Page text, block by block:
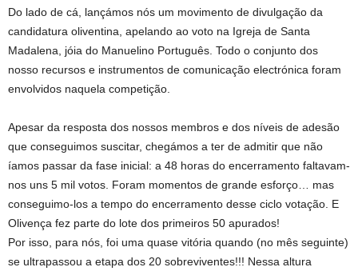
Do lado de cá, lançámos nós um movimento de divulgação da
candidatura oliventina, apelando ao voto na Igreja de Santa
Madalena, jóia do Manuelino Português. Todo o conjunto dos
nosso recursos e instrumentos de comunicação electrónica foram
envolvidos naquela competição.
Apesar da resposta dos nossos membros e dos níveis de adesão
que conseguimos suscitar, chegámos a ter de admitir que não
íamos passar da fase inicial: a 48 horas do encerramento faltavam-
nos uns 5 mil votos. Foram momentos de grande esforço… mas
conseguimo-los a tempo do encerramento desse ciclo votação. E
Olivença fez parte do lote dos primeiros 50 apurados!
Por isso, para nós, foi uma quase vitória quando (no mês seguinte)
se ultrapassou a etapa dos 20 sobreviventes!!! Nessa altura